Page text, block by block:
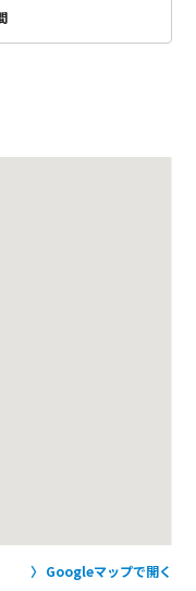
Googleマップで開く